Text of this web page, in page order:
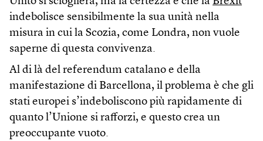
indebolisce sensibilmente la sua unità nella
misura in cui la Scozia, come Londra, non vuole
saperne di questa convivenza.
Al di là del referendum catalano e della
manifestazione di Barcellona, il problema è che gli
stati europei s’indeboliscono più rapidamente di
quanto l’Unione si rafforzi, e questo crea un
preoccupante vuoto.